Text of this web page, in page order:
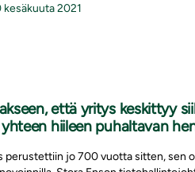
kesäkuuta 2021
että yritys keskittyy
hiileen puhaltavan
perustettiin jo 700 vuotta sitten, sen